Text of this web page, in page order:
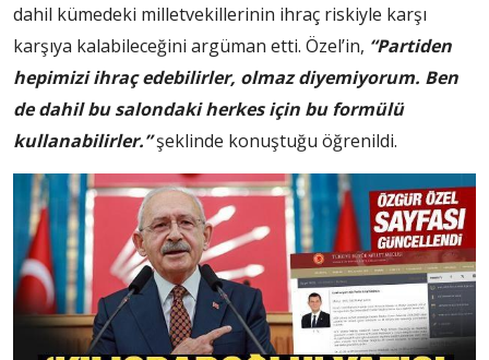
dahil kümedeki milletvekillerinin ihraç riskiyle karşı
karşıya kalabileceğini argüman etti. Özel’in, “Partiden
hepimizi ihraç edebilirler, olmaz diyemiyorum. Ben
de dahil bu salondaki herkes için bu formülü
kullanabilirler.”şeklinde konuştuğu öğrenildi.